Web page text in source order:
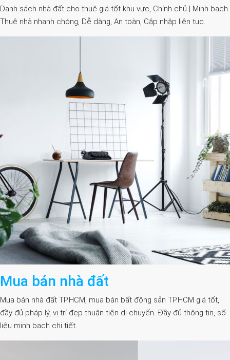
Danh sách nhà đất cho thuê giá tốt khu vực, Chính chủ | Minh bạch.
Thuê nhà nhanh chóng, Dễ dàng, An toàn, Cập nhập liên tục.
Mua bán nhà đất
Mua bán nhà đất TP.HCM, mua bán bất động sản TP.HCM giá tốt,
đầy đủ pháp lý, vị trí đẹp thuận tiện di chuyển. Đầy đủ thông tin, số
liệu minh bạch chi tiết.